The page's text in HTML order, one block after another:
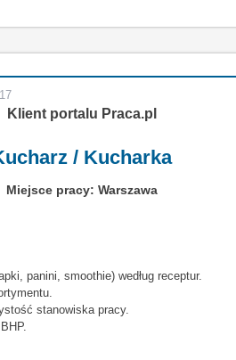
Klient portalu Praca.pl
/ Kucharka
Miejsce pracy: Warszawa
panini, smoothie) według receptur.
stanowiska pracy.